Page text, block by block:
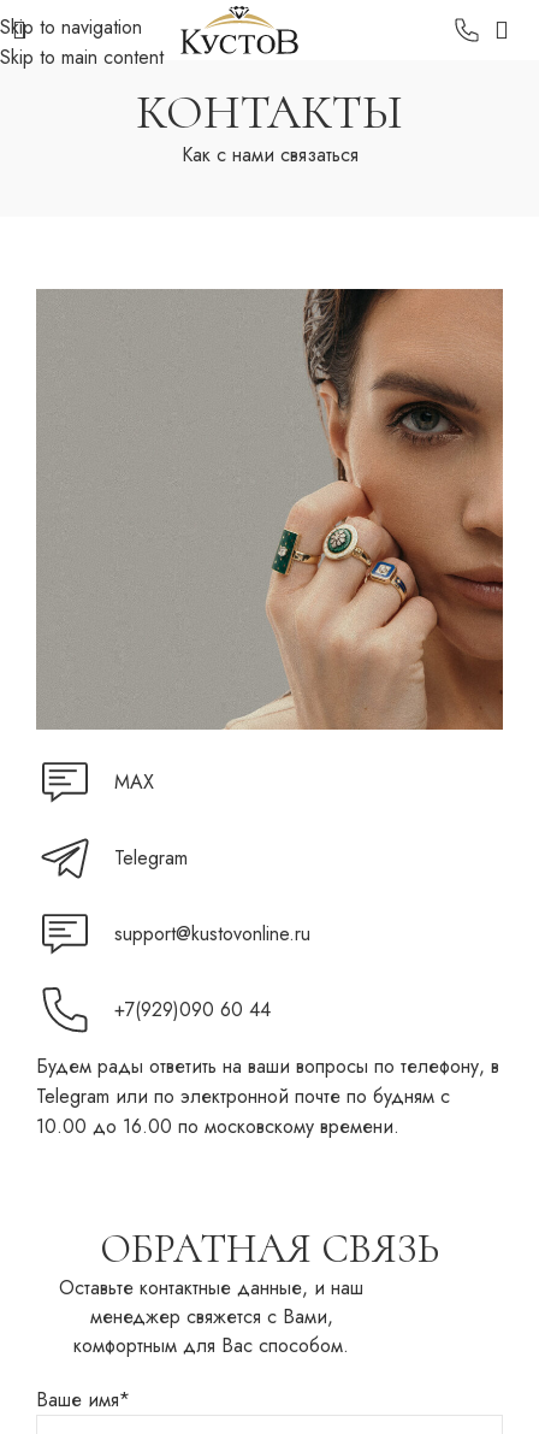
Skip to navigation
Skip to main content
КОНТАКТЫ
Как с нами связаться
MAX
Telegram
support@kustovonline.ru
+7(929)090 60 44
Будем рады ответить на ваши вопросы по телефону, в
Telegram или по электронной почте по будням с
10.00 до 16.00 по московскому времени.
ОБРАТНАЯ СВЯЗЬ
Оставьте контактные данные, и наш
менеджер свяжется с Вами,
комфортным для Вас способом.
Ваше имя*